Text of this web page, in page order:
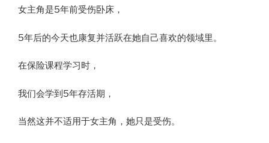
女主角是5年前受伤卧床，
5年后的今天也康复并活跃在她自己喜欢的领域里。
在保险课程学习时，
我们会学到5年存活期，
当然这并不适用于女主角，她只是受伤。